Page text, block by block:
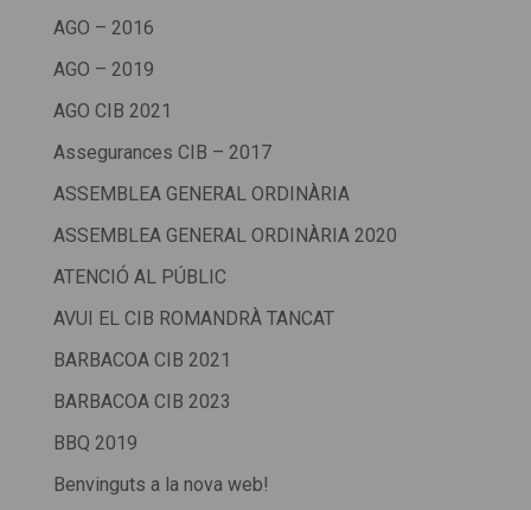
AGO – 2016
AGO – 2019
AGO CIB 2021
Assegurances CIB – 2017
ASSEMBLEA GENERAL ORDINÀRIA
ASSEMBLEA GENERAL ORDINÀRIA 2020
ATENCIÓ AL PÚBLIC
AVUI EL CIB ROMANDRÀ TANCAT
BARBACOA CIB 2021
BARBACOA CIB 2023
BBQ 2019
Benvinguts a la nova web!